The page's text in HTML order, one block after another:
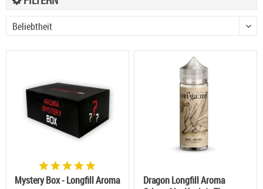
Mystery Box - Longfill Aroma
Dragon Longfill Aroma